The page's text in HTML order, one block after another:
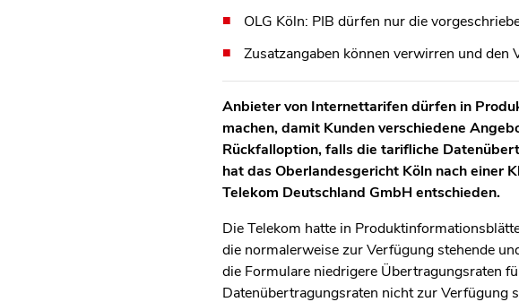
OLG Köln: PIB dürfen nur die
Zusatzangaben können verwirren und den
Anbieter von Internettarifen dürfen in
machen, damit Kunden verschiedene
Rückfalloption, falls die tarifliche
hat das Oberlandesgericht Köln nach einer
Telekom Deutschland GmbH entschieden.
Die Telekom hatte in
die normalerweise zur Verfügung stehende
die Formulare niedrigere Übertragungsraten
Datenübertragungsraten nicht zur Verfügung